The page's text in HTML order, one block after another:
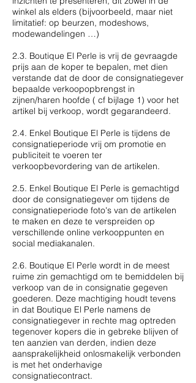
winkel als elders (bijvoorbeeld, maar niet
limitatief: op beurzen, modeshows,
modewandelingen …)
2.3. Boutique El Perle is vrij de gevraagde
prijs aan de koper te bepalen, met dien
verstande dat de door de consignatiegever
bepaalde verkoopopbrengst in
zijnen/haren hoofde ( cf bijlage 1) voor het
artikel bij verkoop, wordt gegarandeerd.
2.4. Enkel Boutique El Perle is tijdens de
consignatieperiode vrij om promotie en
publiciteit te voeren ter
verkoopbevordering van de artikelen.
2.5. Enkel Boutique El Perle is gemachtigd
door de consignatiegever om tijdens de
consignatieperiode foto's van de artikelen
te maken en deze te verspreiden op
verschillende online verkooppunten en
social mediakanalen.
2.6. Boutique El Perle wordt in de meest
ruime zin gemachtigd om te bemiddelen bij
verkoop van de in consignatie gegeven
goederen. Deze machtiging houdt tevens
in dat Boutique El Perle namens de
consignatiegever in rechte mag optreden
tegenover kopers die in gebreke blijven of
ten aanzien van derden, indien deze
aansprakelijkheid onlosmakelijk verbonden
is met het onderhavige
consignatiecontract.